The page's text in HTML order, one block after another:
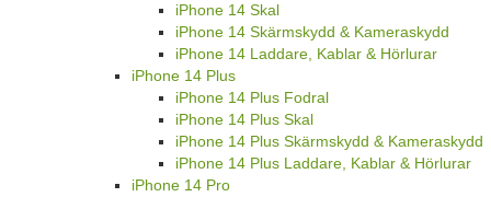
iPhone 14 Skal
iPhone 14 Skärmskydd & Kameraskydd
iPhone 14 Laddare, Kablar & Hörlurar
iPhone 14 Plus
iPhone 14 Plus Fodral
iPhone 14 Plus Skal
iPhone 14 Plus Skärmskydd & Kameraskydd
iPhone 14 Plus Laddare, Kablar & Hörlurar
iPhone 14 Pro